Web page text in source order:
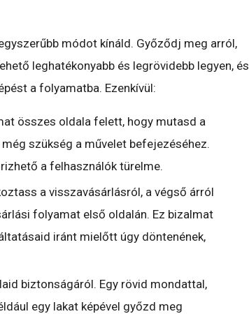
módot kínáld. Győződj meg arról,
leghatékonyabb és legrövidebb legyen, és
a folyamatba. Ezenkívül:
összes oldala felett, hogy mutasd a
szükség a művelet befejezéséhez.
a felhasználók türelme.
a visszavásárlásról, a végső árról
folyamat első oldalán. Ez bizalmat
iránt mielőtt úgy döntenének,
biztonságáról. Egy rövid mondattal,
egy lakat képével győzd meg